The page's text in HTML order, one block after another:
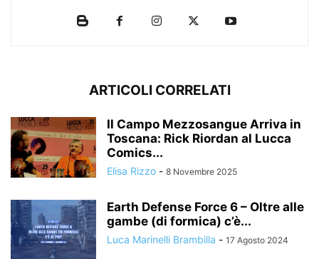
ARTICOLI CORRELATI
Il Campo Mezzosangue Arriva in
Toscana: Rick Riordan al Lucca
Comics...
Elisa Rizzo - 8 Novembre 2025
Earth Defense Force 6 – Oltre alle
gambe (di formica) c’è...
Luca Marinelli Brambilla - 17 Agosto 2024